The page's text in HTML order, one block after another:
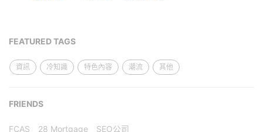
FEATURED TAGS
資訊 冷知識 特色內容 潮流 其他
FRIENDS
FCAS 28 Mortgage SEO公司